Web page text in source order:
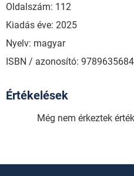
Oldalszám: 112
Kiadás éve: 2025
Nyelv: magyar
ISBN / azonosító:
Értékelések
Még nem érkeztek